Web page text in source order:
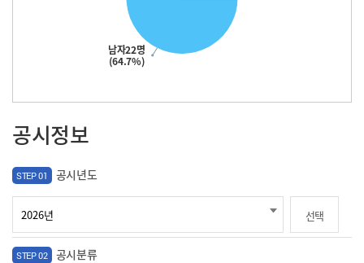
남자22명
(64.7%)
공시정보
STEP 01 공시년도
선택
STEP 02 공시분류